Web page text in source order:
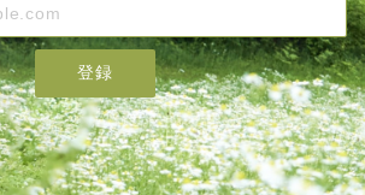
登録